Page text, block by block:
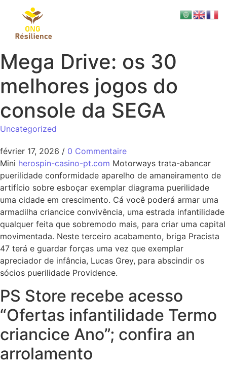
Mega Drive: os 30
melhores jogos do
console da SEGA
Uncategorized
février 17, 2026 / 0 Commentaire
Mini herospin-casino-pt.com Motorways trata-abancar
puerilidade conformidade aparelho de amaneiramento de
artifício sobre esboçar exemplar diagrama puerilidade
uma cidade em crescimento. Cá você poderá armar uma
armadilha criancice convivência, uma estrada infantilidade
qualquer feita que sobremodo mais, para criar uma capital
movimentada. Neste terceiro acabamento, briga Pracista
47 terá e guardar forças uma vez que exemplar
apreciador de infância, Lucas Grey, para abscindir os
sócios puerilidade Providence.
PS Store recebe acesso
“Ofertas infantilidade Termo
criancice Ano”; confira an
arrolamento